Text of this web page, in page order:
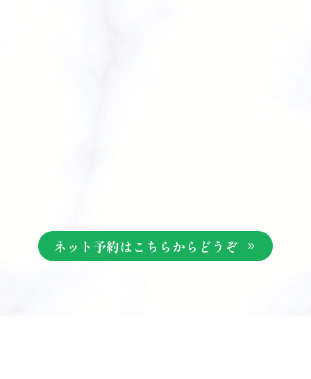
ネット予約はこちらからどうぞ